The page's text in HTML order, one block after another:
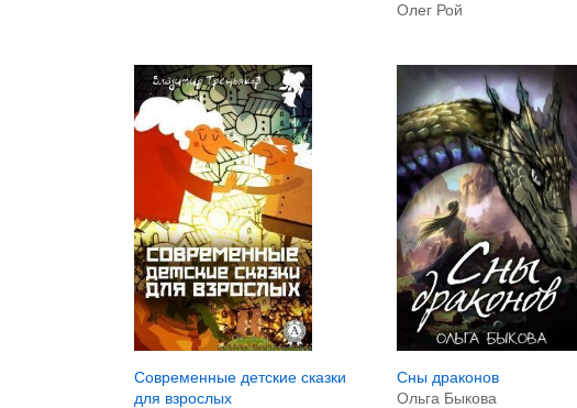
Олег Рой
Современные детские сказки
для взрослых
Сны драконов
Ольга Быкова